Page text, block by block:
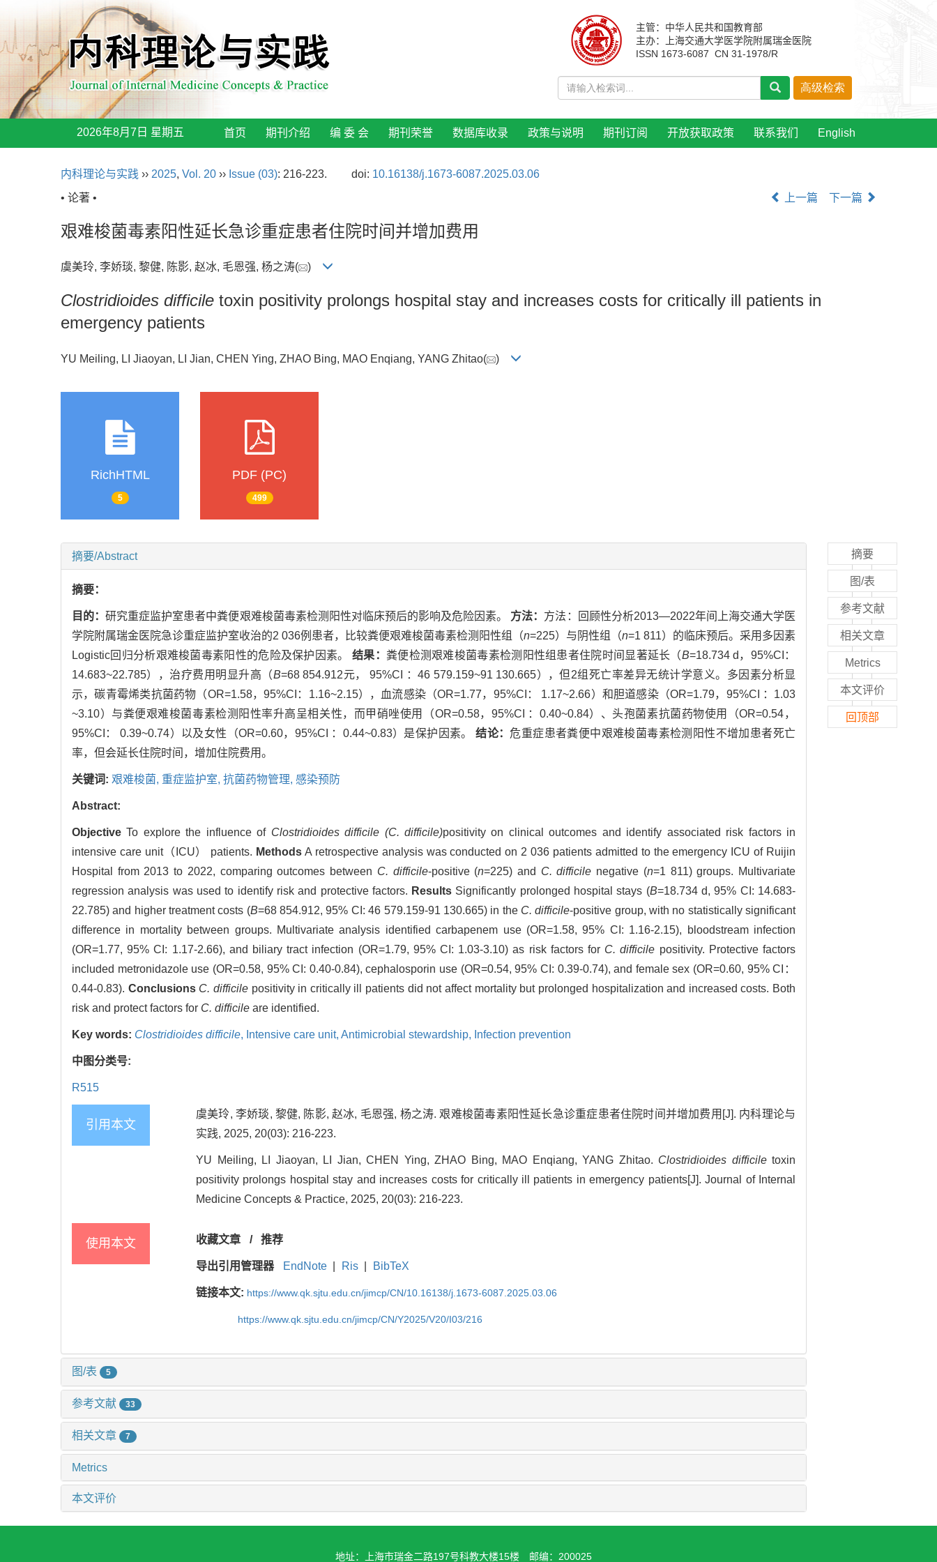
主管：中华人民共和国教育部
主办：上海交通大学医学院附属瑞金医院
ISSN 1673-6087 CN 31-1978/R
2026年8月7日 星期五 首页 期刊介绍 编 委 会 期刊荣誉 数据库收录 政策与说明 期刊订阅 开放获取政策 联系我们 English
内科理论与实践 ›› 2025, Vol. 20 ›› Issue (03): 216-223. doi: 10.16138/j.1673-6087.2025.03.06
• 论著 •
上一篇 下一篇
艰难梭菌毒素阳性延长急诊重症患者住院时间并增加费用
虞美玲, 李娇琰, 黎健, 陈影, 赵冰, 毛恩强, 杨之涛( )
Clostridioides difficile toxin positivity prolongs hospital stay and increases costs for critically ill patients in
emergency patients
YU Meiling, LI Jiaoyan, LI Jian, CHEN Ying, ZHAO Bing, MAO Enqiang, YANG Zhitao( )
RichHTML
5
PDF (PC)
499
摘要/Abstract
摘要：
目的：研究重症监护室患者中粪便艰难梭菌毒素检测阳性对临床预后的影响及危险因素。 方法： 方法：回顾性分析2013—2022年间上海交通大学医
学院附属瑞金医院急诊重症监护室收治的2 036例患者，比较粪便艰难梭菌毒素检测阳性组（n=225）与阴性组（n=1 811）的临床预后。采用多因素
Logistic回归分析艰难梭菌毒素阳性的危险及保护因素。 结果： 粪便检测艰难梭菌毒素检测阳性组患者住院时间显著延长（B=18.734 d，95%CI：
14.683~22.785），治疗费用明显升高（B=68 854.912元， 95%CI ：46 579.159~91 130.665），但2组死亡率差异无统计学意义。多因素分析显
示，碳青霉烯类抗菌药物（OR=1.58，95%CI：1.16~2.15），血流感染（OR=1.77，95%CI： 1.17~2.66）和胆道感染（OR=1.79，95%CI ：1.03
~3.10）与粪便艰难梭菌毒素检测阳性率升高呈相关性，而甲硝唑使用（OR=0.58，95%CI ：0.40~0.84）、头孢菌素抗菌药物使用（OR=0.54，
95%CI： 0.39~0.74）以及女性（OR=0.60，95%CI ：0.44~0.83）是保护因素。结论：危重症患者粪便中艰难梭菌毒素检测阳性不增加患者死亡
率，但会延长住院时间，增加住院费用。
关键词: 艰难梭菌, 重症监护室, 抗菌药物管理, 感染预防
Abstract:
Objective To explore the influence of Clostridioides difficile (C. difficile)positivity on clinical outcomes and identify associated risk factors in
intensive care unit（ICU） patients. Methods A retrospective analysis was conducted on 2 036 patients admitted to the emergency ICU of Ruijin
Hospital from 2013 to 2022, comparing outcomes between C. difficile-positive (n=225) and C. difficile negative (n=1 811) groups. Multivariate
regression analysis was used to identify risk and protective factors. Results Significantly prolonged hospital stays (B=18.734 d, 95% CI: 14.683-
22.785) and higher treatment costs (B=68 854.912, 95% CI: 46 579.159-91 130.665) in the C. difficile-positive group, with no statistically significant
difference in mortality between groups. Multivariate analysis identified carbapenem use (OR=1.58, 95% CI: 1.16-2.15), bloodstream infection
(OR=1.77, 95% CI: 1.17-2.66), and biliary tract infection (OR=1.79, 95% CI: 1.03-3.10) as risk factors for C. difficile positivity. Protective factors
included metronidazole use (OR=0.58, 95% CI: 0.40-0.84), cephalosporin use (OR=0.54, 95% CI: 0.39-0.74), and female sex (OR=0.60, 95% CI：
0.44-0.83). Conclusions C. difficilepositivity in critically ill patients did not affect mortality but prolonged hospitalization and increased costs. Both
risk and protect factors for C. difficile are identified.
Key words: Clostridioides difficile, Intensive care unit, Antimicrobial stewardship, Infection prevention
中图分类号:
R515
引用本文
虞美玲, 李娇琰, 黎健, 陈影, 赵冰, 毛恩强, 杨之涛. 艰难梭菌毒素阳性延长急诊重症患者住院时间并增加费用[J]. 内科理论与
实践, 2025, 20(03): 216-223.
YU Meiling, LI Jiaoyan, LI Jian, CHEN Ying, ZHAO Bing, MAO Enqiang, YANG Zhitao. Clostridioides difficiletoxin
positivity prolongs hospital stay and increases costs for critically ill patients in emergency patients[J]. Journal of Internal
Medicine Concepts & Practice, 2025, 20(03): 216-223.
使用本文 收藏文章 / 推荐
导出引用管理器 EndNote Ris BibTeX
链接本文: https://www.qk.sjtu.edu.cn/jimcp/CN/10.16138/j.1673-6087.2025.03.06
https://www.qk.sjtu.edu.cn/jimcp/CN/Y2025/V20/I03/216
图/表 5
参考文献 33
相关文章 7
Metrics
本文评价
摘要
图/表
参考文献
相关文章
Metrics
本文评价
回顶部
地址：上海市瑞金二路197号科教大楼15楼 邮编：200025